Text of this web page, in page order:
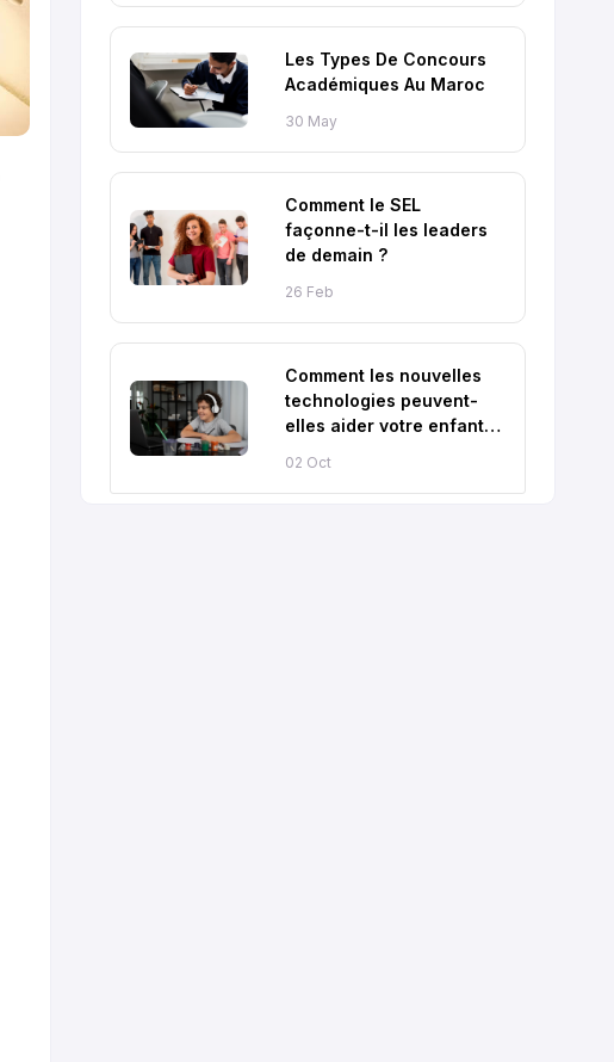
Les Types De Concours
Académiques Au Maroc
30 May
Comment le SEL
façonne-t-il les leaders
de demain ?
26 Feb
Comment les nouvelles
technologies peuvent-
elles aider votre enfant
02 Oct